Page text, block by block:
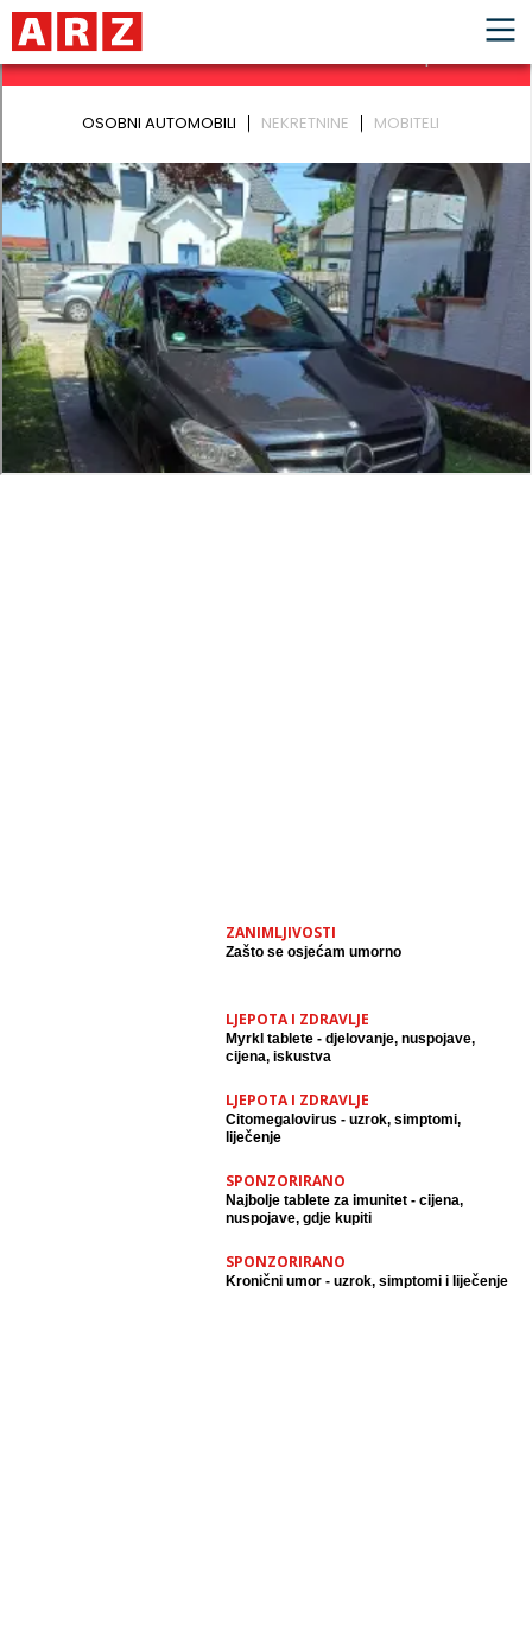
ZANIMLJIVOSTI
Zašto se osjećam umorno
LJEPOTA I ZDRAVLJE
Myrkl tablete - djelovanje, nuspojave,
cijena, iskustva
LJEPOTA I ZDRAVLJE
Citomegalovirus - uzrok, simptomi,
liječenje
SPONZORIRANO
Najbolje tablete za imunitet - cijena,
nuspojave, gdje kupiti
SPONZORIRANO
Kronični umor - uzrok, simptomi i liječenje